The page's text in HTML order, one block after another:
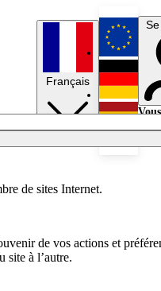
Français
de sites Internet.
de vos actions et
site à l’autre.